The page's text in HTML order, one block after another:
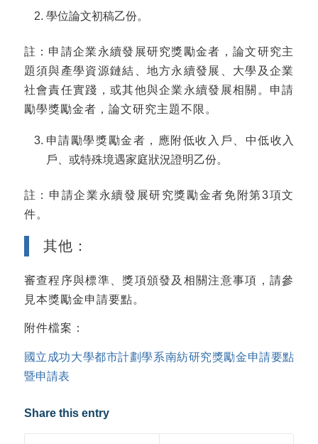
學位論文初稿乙份。
註：申請企業永續發展研究獎勵金者，論文研究主
題須與產學資源鏈結、地方永續發展、大學及企業
社會責任實踐，或其他與企業永續發展相關。申請
勵學獎勵金者，論文研究主題不限。
申請勵學獎勵金者，應附低收入戶、中低收入
戶、或特殊境遇家庭狀況證明乙份。
註：申請企業永續發展研究獎勵金者免附第3項文
件。
其他：
審查程序與標準、獎項頒發及相關注意事項，請參
見本獎勵金申請要點。
附件檔案：
國立成功大學都市計劃學系南紡研究獎勵金申請要點
暨申請表
Share this entry